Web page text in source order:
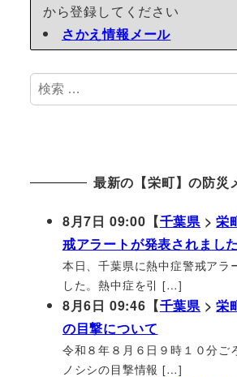
から登録してください
さかえ情報メール
検
索
最新の【栄町】の防災
8月7日 09:00【千葉県 >栄
戒アラートが発表されまし
本日、千葉県に熱中症警戒アラ
した。熱中症を引 […]
8月6日 09:46【千葉県 >栄
の目撃について
令和８年８月６日９時１０分ご
ノシシの目撃情報 […]